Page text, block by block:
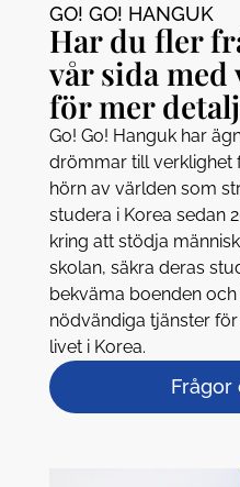
GO! GO! HANGUK​
Har du fler
vår sida
för mer
Go! Go! Hanguk har
drömmar till verklighet
hörn av världen som
studera i Korea sedan
kring att stödja
skolan, säkra deras
bekväma boenden
nödvändiga tjänster
livet i Korea.
Frågor